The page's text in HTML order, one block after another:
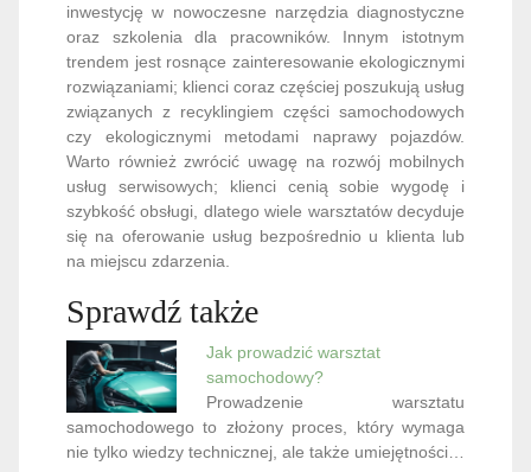
inwestycję w nowoczesne narzędzia diagnostyczne
oraz szkolenia dla pracowników. Innym istotnym
trendem jest rosnące zainteresowanie ekologicznymi
rozwiązaniami; klienci coraz częściej poszukują usług
związanych z recyklingiem części samochodowych
czy ekologicznymi metodami naprawy pojazdów.
Warto również zwrócić uwagę na rozwój mobilnych
usług serwisowych; klienci cenią sobie wygodę i
szybkość obsługi, dlatego wiele warsztatów decyduje
się na oferowanie usług bezpośrednio u klienta lub
na miejscu zdarzenia.
Sprawdź także
Jak prowadzić warsztat
samochodowy?
Prowadzenie warsztatu
samochodowego to złożony proces, który wymaga
nie tylko wiedzy technicznej, ale także umiejętności…